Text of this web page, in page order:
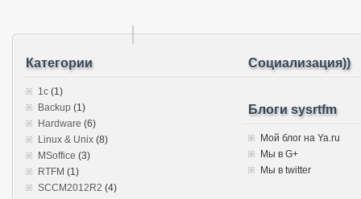
Категории
1c (1)
Backup (1)
Hardware (6)
Linux & Unix (8)
MSoffice (3)
RTFM (1)
SCCM2012R2 (4)
Социализация))
Блоги sysrtfm
Мой блог на Ya.ru
Мы в G+
Мы в twitter